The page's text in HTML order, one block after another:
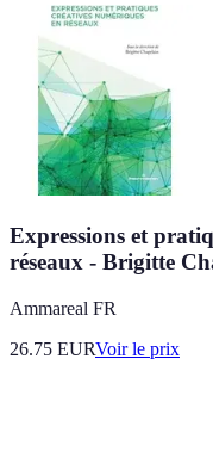
Expressions et
réseaux - Brigitte
Ammareal FR
26.75 EURVoir le prix